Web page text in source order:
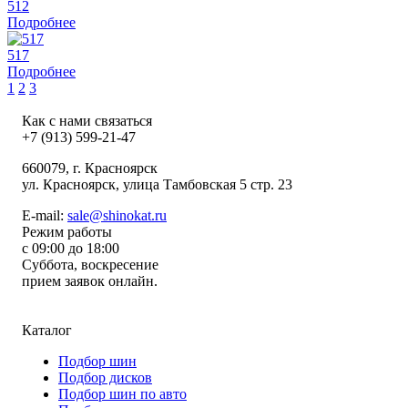
512
Подробнее
517
Подробнее
1 2 3
Как с нами связаться
+7 (913) 599-21-47
660079, г. Красноярск
ул. Красноярск, улица Тамбовская 5 стр. 23
E-mail: sale@shinokat.ru
Режим работы
с 09:00 до 18:00
Суббота, воскресение
прием заявок онлайн.
Каталог
Подбор шин
Подбор дисков
Подбор шин по авто